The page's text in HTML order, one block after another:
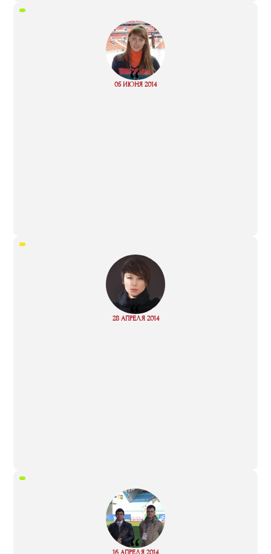
“
05 ИЮНЯ 2014
Read
“
28 АПРЕЛЯ 2014
Read
16 АПРЕЛЯ 2014
Read